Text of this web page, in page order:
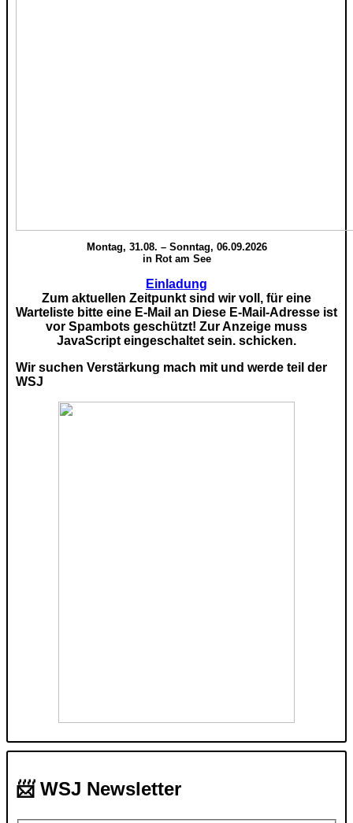
Montag, 31.08. – Sonntag, 06.09.2026
in Rot am See
Einladung
Zum aktuellen Zeitpunkt sind wir voll, für eine
Warteliste bitte eine E-Mail an Diese E-Mail-Adresse ist
vor Spambots geschützt! Zur Anzeige muss
JavaScript eingeschaltet sein. schicken.
Wir suchen Verstärkung mach mit und werde teil der
WSJ
📨 WSJ Newsletter